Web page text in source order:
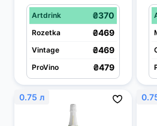
Artdrink ₴370
Rozetka ₴469
Vintage ₴469
ProVino ₴479
0.75 л